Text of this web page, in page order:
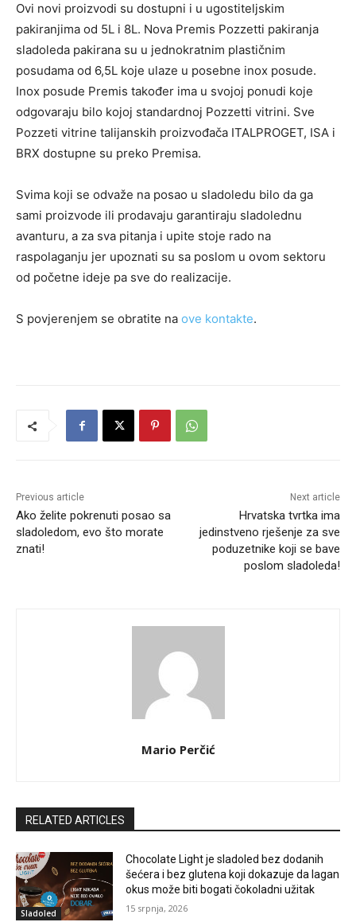
Ovi novi proizvodi su dostupni i u ugostiteljskim
pakiranjima od 5L i 8L. Nova Premis Pozzetti pakiranja
sladoleda pakirana su u jednokratnim plastičnim
posudama od 6,5L koje ulaze u posebne inox posude.
Inox posude Premis također ima u svojoj ponudi koje
odgovaraju bilo kojoj standardnoj Pozzetti vitrini. Sve
Pozzeti vitrine talijanskih proizvođača ITALPROGET, ISA i
BRX dostupne su preko Premisa.
Svima koji se odvaže na posao u sladoledu bilo da ga
sami proizvode ili prodavaju garantiraju sladolednu
avanturu, a za sva pitanja i upite stoje rado na
raspolaganju jer upoznati su sa poslom u ovom sektoru
od početne ideje pa sve do realizacije.
S povjerenjem se obratite na ove kontakte.
Previous article
Ako želite pokrenuti posao sa
sladoledom, evo što morate
znati!
Next article
Hrvatska tvrtka ima
jedinstveno rješenje za sve
poduzetnike koji se bave
poslom sladoleda!
Mario Perčić
RELATED ARTICLES
Sladoled
Chocolate Light je sladoled bez dodanih
šećera i bez glutena koji dokazuje da lagan
okus može biti bogati čokoladni užitak
15 srpnja, 2026